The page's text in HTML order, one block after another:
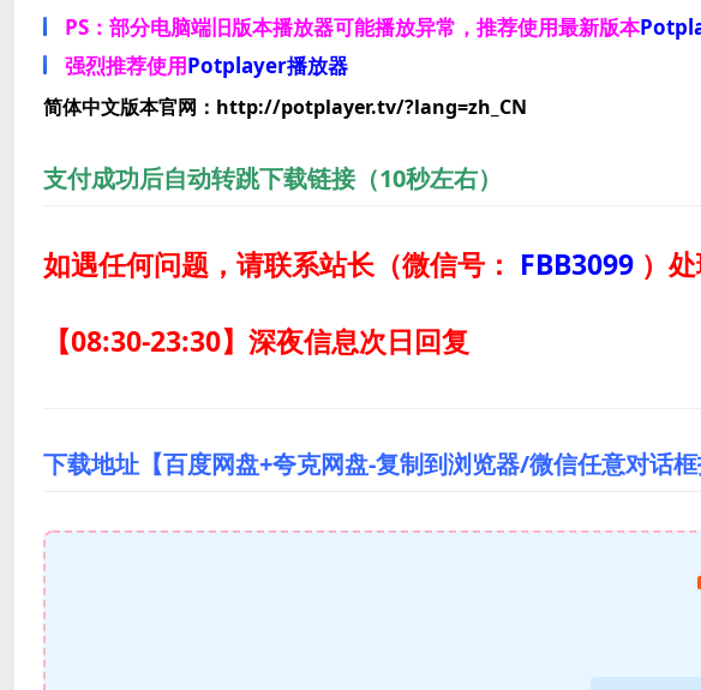
PS：部分电脑端旧版本播放器可能播放异常，推荐使用最新版本
强烈推荐使用Potplayer播放器
简体中文版本官网：http://potplayer.tv/?lang=zh_CN
支付成功后自动转跳下载链接（10秒左右）
如遇任何问题，请联系站长（微信号： FBB3099 ）
【08:30-23:30】深夜信息次日回复
下载地址【百度网盘+夸克网盘-复制到浏览器/微信任意对话框